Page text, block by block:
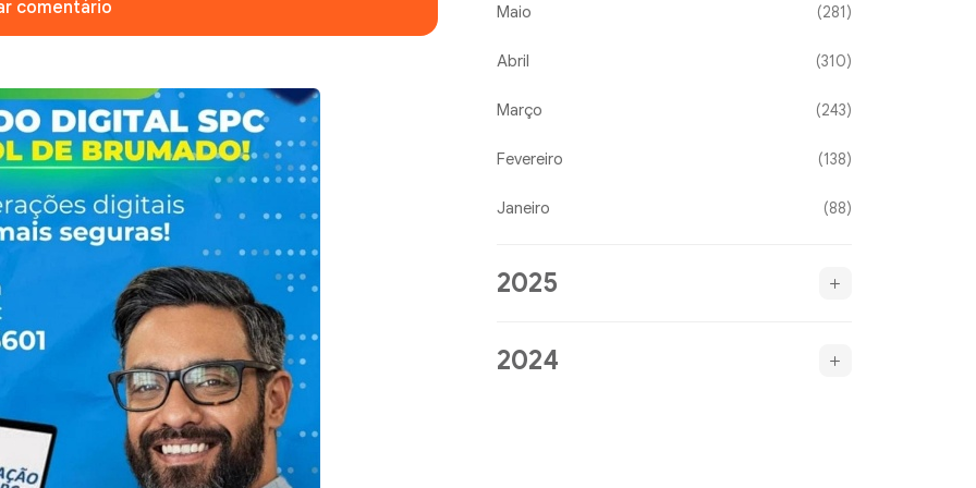
comentário Maio (281)
Abril (310)
Março (243)
Fevereiro (138)
Janeiro (88)
2025
2024